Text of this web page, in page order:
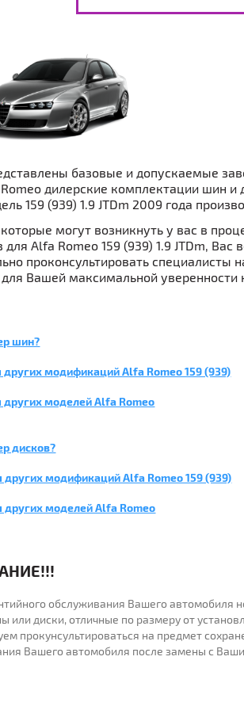
базовые и допускаемые
дилерские комплектации шин и
159 (939) 1.9 JTDm 2009 года
могут возникнуть у вас в
Alfa Romeo 159 (939) 1.9 JTDm, Вас
проконсультировать специалисты
Вашей максимальной уверенности
шин?
модификаций Alfa Romeo 159 (939)
моделей Alfa Romeo
дисков?
других модификаций Alfa Romeo 159 (939)
других моделей Alfa Romeo
обслуживания Вашего автомобиля
или диски, отличные по размеру от
прокунсультироваться на предмет
Вашего автомобиля после замены с